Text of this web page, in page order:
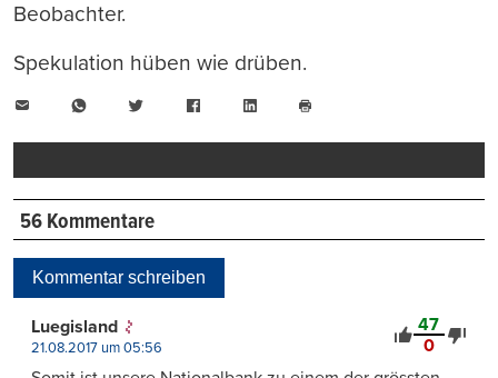
Beobachter.
Spekulation hüben wie drüben.
WhatsAppTwitter FacebookLinkedIn
drucken
56 Kommentare
Kommentar schreiben
47
0
Luegisland
21.08.2017 um 05:56